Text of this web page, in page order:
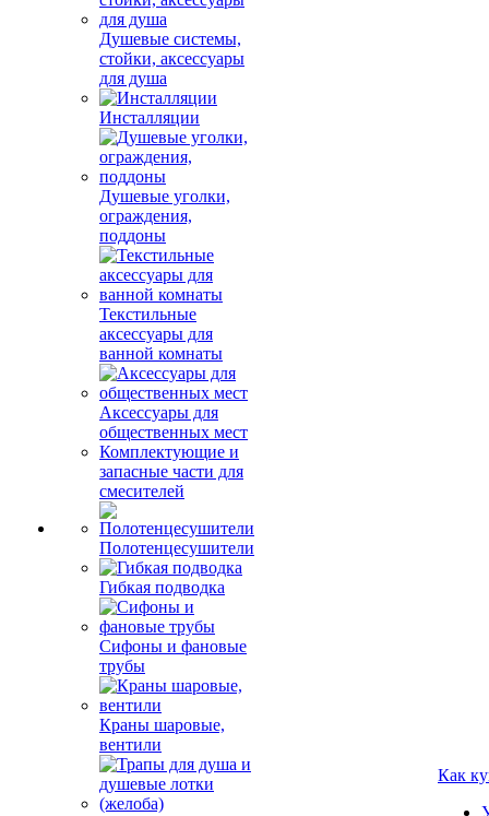
Душевые системы,
стойки, аксессуары
для душа
Инсталляции
Душевые уголки,
ограждения,
поддоны
Текстильные
аксессуары для
ванной комнаты
Аксессуары для
общественных мест
Комплектующие и
запасные части для
смесителей
Полотенцесушители
Гибкая подводка
Сифоны и фановые
трубы
Краны шаровые,
вентили
Как